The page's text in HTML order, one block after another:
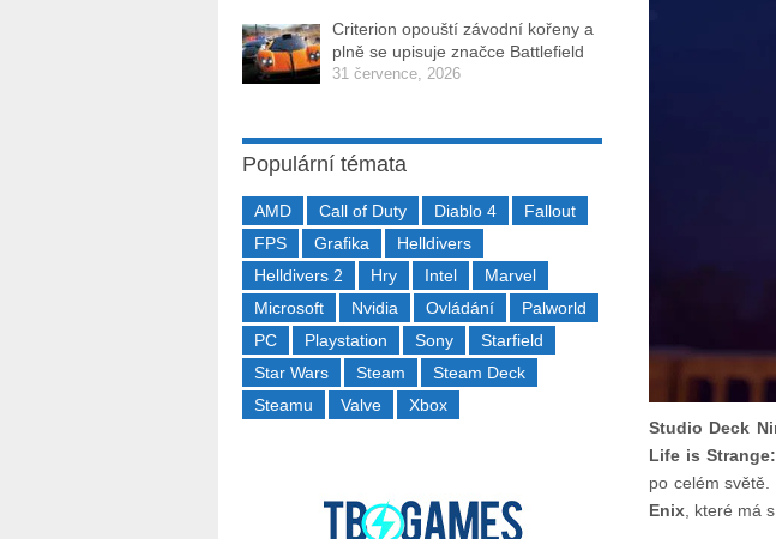
Studio Deck
Life is
po celém
Enix, které má
Criterion opouští závodní kořeny a
plně se upisuje značce Battlefield
31 července, 2026
Populární témata
AMD Call of Duty Diablo 4
Fallout
FPS
Grafika
Helldivers
Helldivers 2
Hry Intel
Marvel
Microsoft
Nvidia Ovládání
Palworld
PC
Playstation Sony
Starfield
Star Wars
Steam
Steam Deck
Steamu
Valve Xbox